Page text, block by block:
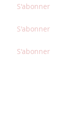
S'abonner
S'abonner
S'abonner